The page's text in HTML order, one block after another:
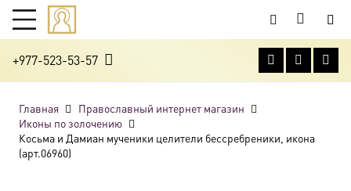
+977-523-53-57
Главная
Православный интернет магазин
Иконы по золочению
Косьма и Дамиан мученики целители бессребреники, икона
(арт.06960)